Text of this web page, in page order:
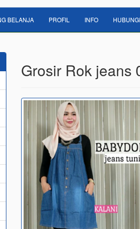
BELANJA PROFIL INFO
Grosir Rok jeans